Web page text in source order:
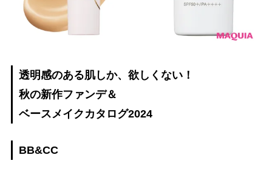
透明感のある肌しか、欲しくない！
秋の新作ファンデ＆
ベースメイクカタログ2024
BB&CC